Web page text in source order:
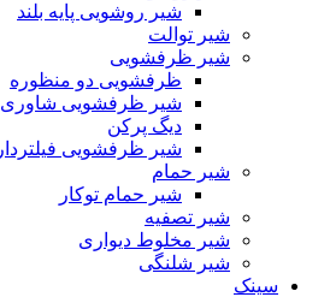
شیر روشویی پایه بلند
شیر توالت
شیر ظرفشویی
ظرفشویی دو منظوره
شیر ظرفشویی شاوری
دیگ پرکن
شیر ظرفشویی فیلتردار
شیر حمام
شیر حمام توکار
شیر تصفیه
شیر مخلوط دیواری
شیر شلنگی
سینک